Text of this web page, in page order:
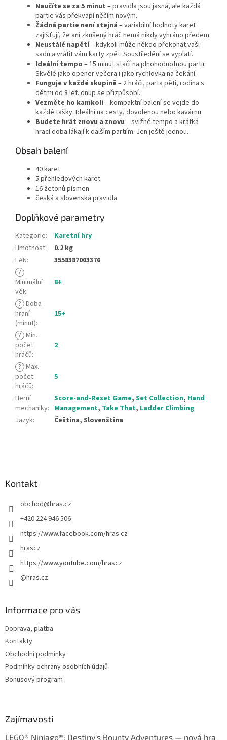
Naučíte se za 5 minut – pravidla jsou jasná, ale každá
partie vás překvapí něčím novým.
Žádná partie není stejná – variabilní hodnoty karet
zajišťují, že ani zkušený hráč nemá nikdy vyhráno předem.
Neustálé napětí– kdykoli může někdo překonat vaši
sadu a vrátit vám karty zpět. Soustředění se vyplatí.
Ideální tempo – 15 minut stačí na plnohodnotnou partii.
Skvělé jako opener večera i jako rychlovka na čekání.
Funguje v každé skupině – 2 hráči, parta pěti, rodina s
dětmi od 8 let. dnup se přizpůsobí.
Vezměte ho kamkoli – kompaktní balení se vejde do
každé tašky. Ideální na cesty, dovolenou nebo kavárnu.
Budete hrát znovu a znovu – svižné tempo a krátká
hrací doba lákají k dalším partiím. Jen ještě jednou.
Obsah balení
40 karet
5 přehledových karet
16 žetonů písmen
česká a slovenská pravidla
Doplňkové parametry
Kategorie:
Karetní hry
Hmotnost:
0.2 kg
EAN:
3558387003376
?
Minimální
věk:
8+
? Doba
hraní
(minut):
15+
? Min.
počet
hráčů:
2
? Max.
počet
hráčů:
5
Herní
mechaniky:
Score-and-Reset Game, Set Collection, Hand
Management, Take That, Ladder Climbing
Jazyk: Čeština, Slovenština
Kontakt
obchod@hras.cz
+420 224 946 506
https://www.facebook.com/hras.cz
hrascz
https://www.youtube.com/hrascz
@hras.cz
Informace pro vás
Doprava, platba
Kontakty
Obchodní podmínky
Podmínky ochrany osobních údajů
Bonusový program
Zajímavosti
LEGO® Ninjago®: Destiny's Bounty Adventures — nová hra